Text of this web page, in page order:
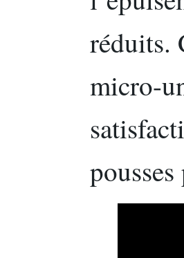
réduits.
micro-